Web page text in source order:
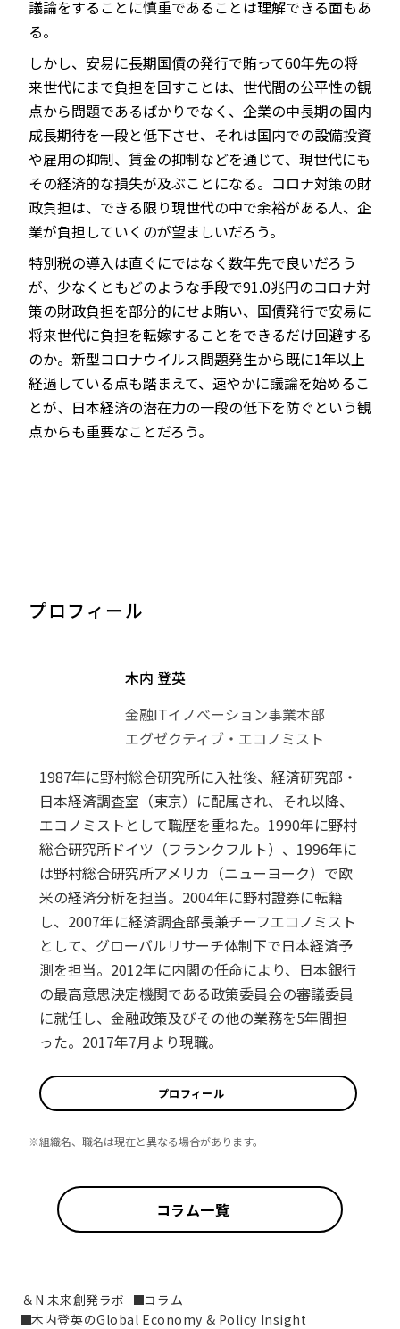
議論をすることに慎重であることは理解できる面もあ
る。
しかし、安易に長期国債の発行で賄って60年先の将
来世代にまで負担を回すことは、世代間の公平性の観
点から問題であるばかりでなく、企業の中長期の国内
成長期待を一段と低下させ、それは国内での設備投資
や雇用の抑制、賃金の抑制などを通じて、現世代にも
その経済的な損失が及ぶことになる。コロナ対策の財
政負担は、できる限り現世代の中で余裕がある人、企
業が負担していくのが望ましいだろう。
特別税の導入は直ぐにではなく数年先で良いだろう
が、少なくともどのような手段で91.0兆円のコロナ対
策の財政負担を部分的にせよ賄い、国債発行で安易に
将来世代に負担を転嫁することをできるだけ回避する
のか。新型コロナウイルス問題発生から既に1年以上
経過している点も踏まえて、速やかに議論を始めるこ
とが、日本経済の潜在力の一段の低下を防ぐという観
点からも重要なことだろう。
プロフィール
木内 登英
金融ITイノベーション事業本部
エグゼクティブ・エコノミスト
1987年に野村総合研究所に入社後、経済研究部・
日本経済調査室（東京）に配属され、それ以降、
エコノミストとして職歴を重ねた。1990年に野村
総合研究所ドイツ（フランクフルト）、1996年に
は野村総合研究所アメリカ（ニューヨーク）で欧
米の経済分析を担当。2004年に野村證券に転籍
し、2007年に経済調査部長兼チーフエコノミスト
として、グローバルリサーチ体制下で日本経済予
測を担当。2012年に内閣の任命により、日本銀行
の最高意思決定機関である政策委員会の審議委員
に就任し、金融政策及びその他の業務を5年間担
った。2017年7月より現職。
プロフィール
※組織名、職名は現在と異なる場合があります。
コラム一覧
＆N 未来創発ラボ
コラム
木内登英のGlobal Economy & Policy Insight